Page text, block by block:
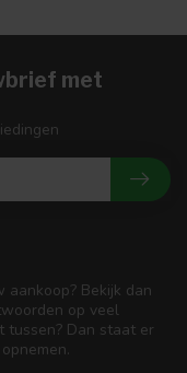
Bekijk dan
op veel
tussen? Dan staat er
met